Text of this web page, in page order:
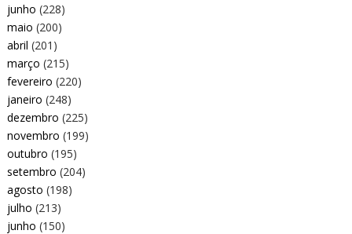
junho (228)
maio (200)
abril (201)
março (215)
fevereiro (220)
janeiro (248)
dezembro (225)
novembro (199)
outubro (195)
setembro (204)
agosto (198)
julho (213)
junho (150)